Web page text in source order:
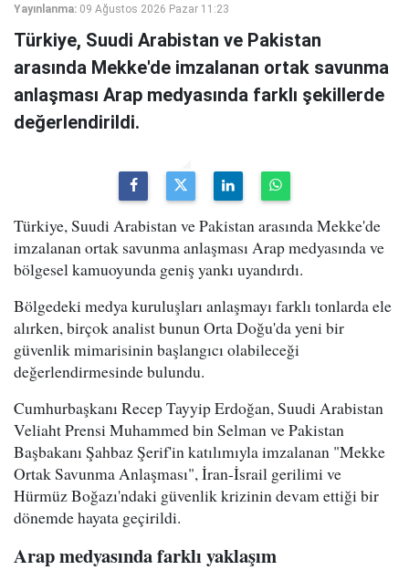
Yayınlanma: 09 Ağustos 2026 Pazar 11:23
Türkiye, Suudi Arabistan ve Pakistan
arasında Mekke'de imzalanan ortak savunma
anlaşması Arap medyasında farklı şekillerde
değerlendirildi.
Türkiye, Suudi Arabistan ve Pakistan arasında Mekke'de
imzalanan ortak savunma anlaşması Arap medyasında ve
bölgesel kamuoyunda geniş yankı uyandırdı.
Bölgedeki medya kuruluşları anlaşmayı farklı tonlarda ele
alırken, birçok analist bunun Orta Doğu'da yeni bir
güvenlik mimarisinin başlangıcı olabileceği
değerlendirmesinde bulundu.
Cumhurbaşkanı Recep Tayyip Erdoğan, Suudi Arabistan
Veliaht Prensi Muhammed bin Selman ve Pakistan
Başbakanı Şahbaz Şerif'in katılımıyla imzalanan "Mekke
Ortak Savunma Anlaşması", İran-İsrail gerilimi ve
Hürmüz Boğazı'ndaki güvenlik krizinin devam ettiği bir
dönemde hayata geçirildi.
Arap medyasında farklı yaklaşım